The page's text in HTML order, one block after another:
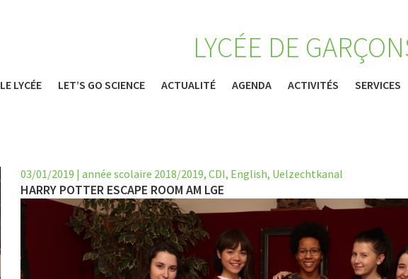
LYCÉE DE
LE LYCÉE LET’S GO SCIENCE ACTUALITÉ AGENDA ACTIVITÉS SERVICES
03/01/2019 |année scolaire 2018/2019,CDI, English, Uelzechtkanal
HARRY POTTER ESCAPE ROOM AM LGE